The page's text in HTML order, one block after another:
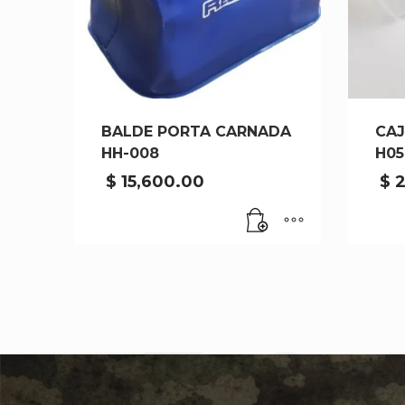
BALDE PORTA CARNADA
HH-008
$ 15,600.00 $